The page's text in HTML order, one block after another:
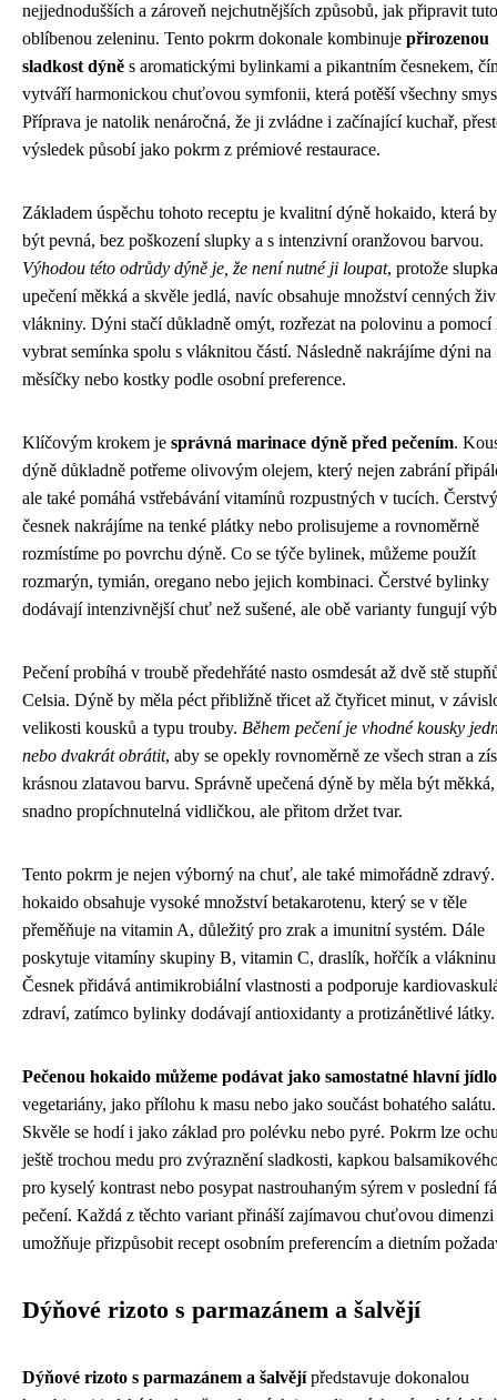
nejjednodušších a zároveň nejchutnějších způsobů, jak připravit tuto
oblíbenou zeleninu. Tento pokrm dokonale kombinuje přirozenou
sladkost dýně s aromatickými bylinkami a pikantním česnekem,
vytváří harmonickou chuťovou symfonii, která potěší všechny
Příprava je natolik nenáročná, že ji zvládne i začínající kuchař,
výsledek působí jako pokrm z prémiové restaurace.
Základem úspěchu tohoto receptu je kvalitní dýně hokaido, která
být pevná, bez poškození slupky a s intenzivní oranžovou barvou.
Výhodou této odrůdy dýně je, že není nutné ji loupat, protože
upečení měkká a skvěle jedlá, navíc obsahuje množství cenných
vlákniny. Dýni stačí důkladně omýt, rozřezat na polovinu a pomocí
vybrat semínka spolu s vláknitou částí. Následně nakrájíme dýni na
měsíčky nebo kostky podle osobní preference.
Klíčovým krokem je správná marinace dýně před pečením.
dýně důkladně potřeme olivovým olejem, který nejen zabrání
ale také pomáhá vstřebávání vitamínů rozpustných v tucích. Čerstvý
česnek nakrájíme na tenké plátky nebo prolisujeme a rovnoměrně
rozmístíme po povrchu dýně. Co se týče bylinek, můžeme použít
rozmarýn, tymián, oregano nebo jejich kombinaci. Čerstvé bylinky
dodávají intenzivnější chuť než sušené, ale obě varianty fungují
Pečení probíhá v troubě předehřáté nasto osmdesát až dvě stě
Celsia. Dýně by měla péct přibližně třicet až čtyřicet minut, v
velikosti kousků a typu trouby. Během pečení je vhodné kousky
nebo dvakrát obrátit, aby se opekly rovnoměrně ze všech stran a
krásnou zlatavou barvu. Správně upečená dýně by měla být měkká,
snadno propíchnutelná vidličkou, ale přitom držet tvar.
Tento pokrm je nejen výborný na chuť, ale také mimořádně
hokaido obsahuje vysoké množství betakarotenu, který se v těle
přeměňuje na vitamin A, důležitý pro zrak a imunitní systém. Dále
poskytuje vitamíny skupiny B, vitamin C, draslík, hořčík a
Česnek přidává antimikrobiální vlastnosti a podporuje
zdraví, zatímco bylinky dodávají antioxidanty a protizánětlivé látky.
Pečenou hokaido můžeme podávat jako samostatné hlavní jídlo
vegetariány, jako přílohu k masu nebo jako součást bohatého salátu.
Skvěle se hodí i jako základ pro polévku nebo pyré. Pokrm lze
ještě trochou medu pro zvýraznění sladkosti, kapkou
pro kyselý kontrast nebo posypat nastrouhaným sýrem v poslední
pečení. Každá z těchto variant přináší zajímavou chuťovou dimenzi
umožňuje přizpůsobit recept osobním preferencím a dietním
Dýňové rizoto s parmazánem a šalvějí
Dýňové rizoto s parmazánem a šalvějípředstavuje dokonalou